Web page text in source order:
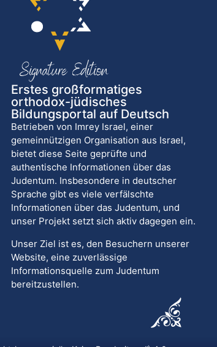
Erstes großformatiges
orthodox-jüdisches
Bildungsportal auf Deutsch
Betrieben von Imrey Israel, einer
gemeinnützigen Organisation aus Israel,
bietet diese Seite geprüfte und
authentische Informationen über das
Judentum. Insbesondere in deutscher
Sprache gibt es viele verfälschte
Informationen über das Judentum, und
unser Projekt setzt sich aktiv dagegen ein.
Unser Ziel ist es, den Besuchern unserer
Website, eine zuverlässige
Informationsquelle zum Judentum
bereitzustellen.